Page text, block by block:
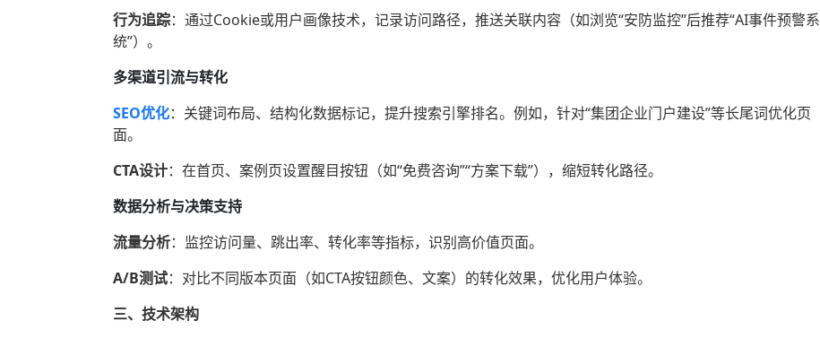
行为追踪‌：通过Cookie或用户画像技术，记录访问路径，推送关联内容（如浏览“安防监控”后推荐“AI事件预警系
统”）。
多渠道引流与转化
SEO优化：关键词布局、结构化数据标记，提升搜索引擎排名。例如，针对“集团企业门户建设”等长尾词优化页
面。
CTA设计‌：在首页、案例页设置醒目按钮（如“免费咨询”“方案下载”），缩短转化路径。
数据分析与决策支持
流量分析‌：监控访问量、跳出率、转化率等指标，识别高价值页面。
A/B测试‌：对比不同版本页面（如CTA按钮颜色、文案）的转化效果，优化用户体验。
三、技术架构